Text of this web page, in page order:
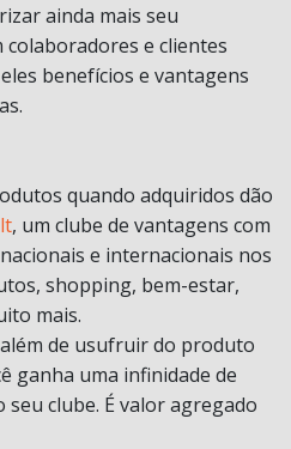
ainda mais seu
e clientes
benefícios e vantagens
quando adquiridos dão
, um clube de vantagens com
e internacionais nos
shopping, bem-estar,
mais.
de usufruir do produto
ganha uma infinidade de
seu clube. É valor agregado